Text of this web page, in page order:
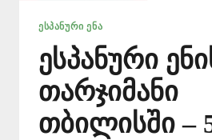
ᲔᲡᲞᲐᲜᲣᲠᲘ ᲔᲜᲐ
ესპანური
თარჯიმანი
თბილისში –